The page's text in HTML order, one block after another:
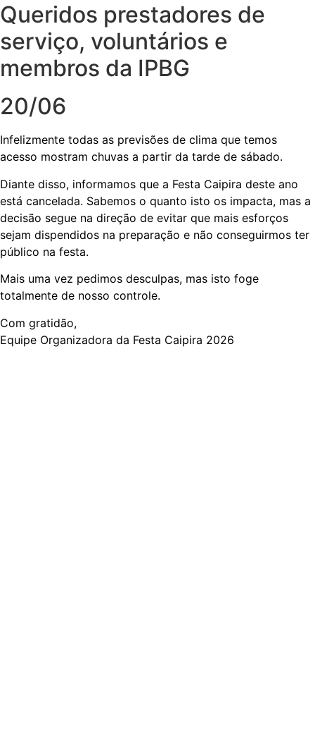
Queridos prestadores de
serviço, voluntários e
membros da IPBG
20/06
Infelizmente todas as previsões de clima que temos
acesso mostram chuvas a partir da tarde de sábado.
Diante disso, informamos que a Festa Caipira deste ano
está cancelada. Sabemos o quanto isto os impacta, mas a
decisão segue na direção de evitar que mais esforços
sejam dispendidos na preparação e não conseguirmos ter
público na festa.
Mais uma vez pedimos desculpas, mas isto foge
totalmente de nosso controle.
Com gratidão,
Equipe Organizadora da Festa Caipira 2026